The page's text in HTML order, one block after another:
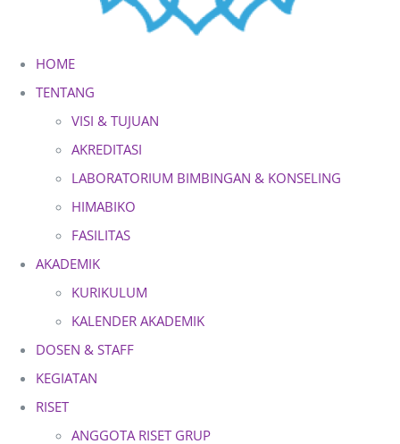
HOME
TENTANG
VISI & TUJUAN
AKREDITASI
LABORATORIUM BIMBINGAN & KONSELING
HIMABIKO
FASILITAS
AKADEMIK
KURIKULUM
KALENDER AKADEMIK
DOSEN & STAFF
KEGIATAN
RISET
ANGGOTA RISET GRUP